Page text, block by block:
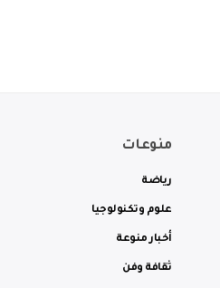
منوعات
رياضة
علوم وتكنولوجيا
أخبار منوعة
ثقافة وفن